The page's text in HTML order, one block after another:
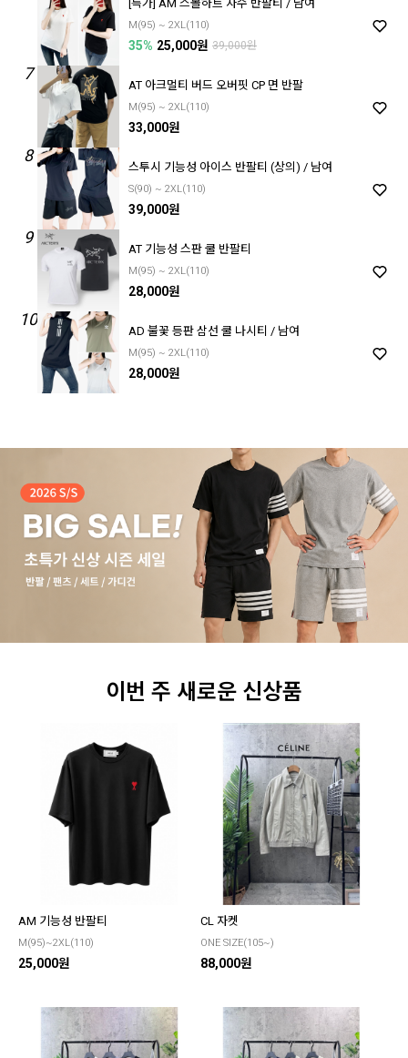
[특가] AM 스몰하트 자수 반팔티 / 남여
M(95) ~ 2XL(110)
35% 25,000원 39,000원
7
AT 아크멀티 버드 오버핏 CP 면 반팔
M(95) ~ 2XL(110)
33,000원
8
스투시 기능성 아이스 반팔티 (상의) / 남여
S(90) ~ 2XL(110)
39,000원
9
AT 기능성 스판 쿨 반팔티
M(95) ~ 2XL(110)
28,000원
10
AD 불꽃 등판 삼선 쿨 나시티 / 남여
M(95) ~ 2XL(110)
28,000원
이번 주 새로운 신상품
AM 기능성 반팔티
M(95)~2XL(110)
25,000원
CL 자켓
ONE SIZE(105~)
88,000원